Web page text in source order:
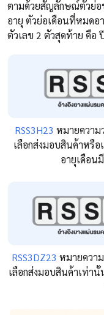
ตามด้วยสัญลักษณ์ตัวย่อ
อายุ ตัวย่อเดือนที่หมดอ
ตัวเลข 2 ตัวสุดท้าย คือ
RSS3H23 หมายความ
เลือกส่งมอบสินค้าหรือ
อายุเดือน
RSS3DZ23 หมายควา
เลือกส่งมอบสินค้าเท่า